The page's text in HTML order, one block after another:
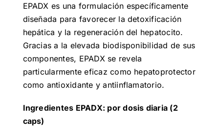
EPADX es una formulación específicamente
diseñada para favorecer la detoxificación
hepática y la regeneración del hepatocito.
Gracias a la elevada biodisponibilidad de sus
componentes, EPADX se revela
particularmente eficaz como hepatoprotector
como antioxidante y antiinflamatorio.
Ingredientes EPADX: por dosis diaria (2
caps)